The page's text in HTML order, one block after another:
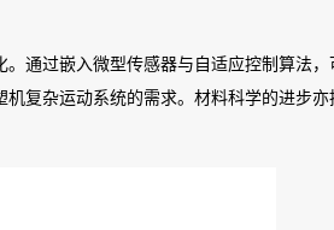
通过嵌入微型传感器与自适应控制算法
复杂运动系统的需求。材料科学的进步